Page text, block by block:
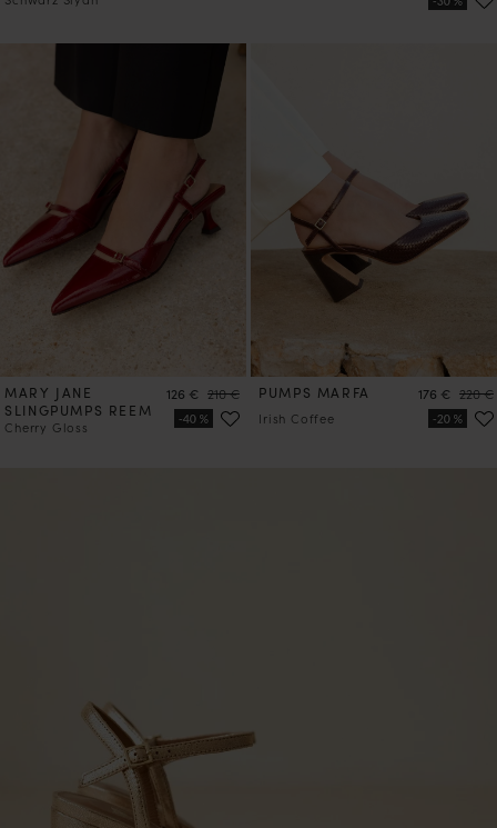
MARY JANE
SLINGPUMPS REEM
Cherry Gloss
Preis
126 € Preis
210 € PUMPS MARFA
Irish Coffee
Preis
176 € Preis
220 €